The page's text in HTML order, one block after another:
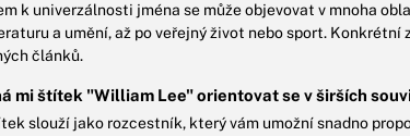
k univerzálnosti jména se může objevovat v mnoha
a umění, až po veřejný život nebo sport. Konkrétní
článků.
mi štítek "William Lee" orientovat se v širších
slouží jako rozcestník, který vám umožní snadno